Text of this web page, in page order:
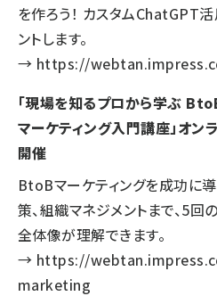
を作ろう！ カスタムChatGPT
ントします。
→ https://
「現場を知るプロから学ぶ
マーケティング入門講座」オン
開催
BtoBマーケティングを成功に
策、組織マネジメントまで、5
全体像が理解できます。
→ https://
marketing